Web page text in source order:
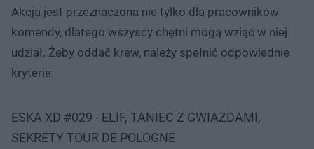
Akcja jest przeznaczona nie tylko dla pracowników
komendy, dlatego wszyscy chętni mogą wziąć w niej
udział. Żeby oddać krew, należy spełnić odpowiednie
kryteria:
ESKA XD #029 - ELIF, TANIEC Z GWIAZDAMI,
SEKRETY TOUR DE POLOGNE